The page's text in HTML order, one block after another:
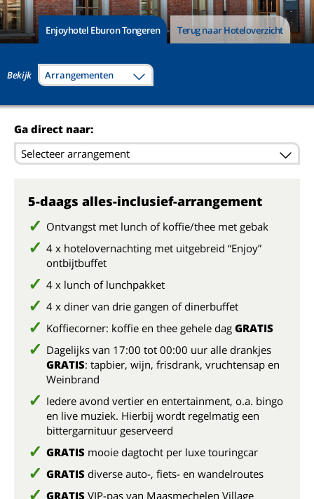
Enjoyhotel Eburon Tongeren Terug naar Hoteloverzicht
Bekijk Arrangementen
Ga direct naar:
Selecteer arrangement
5-daags alles-inclusief-arrangement
Ontvangst met lunch of koffie/thee met gebak
4 x hotelovernachting met uitgebreid “Enjoy”
ontbijtbuffet
4 x lunch of lunchpakket
4 x diner van drie gangen of dinerbuffet
Koffiecorner: koffie en thee gehele dag GRATIS
Dagelijks van 17:00 tot 00:00 uur alle drankjes
GRATIS: tapbier, wijn, frisdrank, vruchtensap en
Weinbrand
Iedere avond vertier en entertainment, o.a. bingo
en live muziek. Hierbij wordt regelmatig een
bittergarnituur geserveerd
GRATIS mooie dagtocht per luxe touringcar
GRATIS diverse auto-, fiets- en wandelroutes
GRATIS VIP-pas van Maasmechelen Village